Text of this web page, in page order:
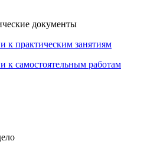
документы
к практическим занятиям
к самостоятельным работам